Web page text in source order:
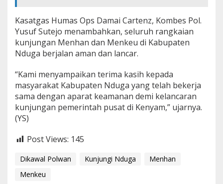
Kasatgas Humas Ops Damai Cartenz, Kombes Pol.
Yusuf Sutejo menambahkan, seluruh rangkaian
kunjungan Menhan dan Menkeu di Kabupaten
Nduga berjalan aman dan lancar.
“Kami menyampaikan terima kasih kepada
masyarakat Kabupaten Nduga yang telah bekerja
sama dengan aparat keamanan demi kelancaran
kunjungan pemerintah pusat di Kenyam,” ujarnya.
(YS)
Post Views: 145
Dikawal Polwan Kunjungi Nduga
Menhan
Menkeu